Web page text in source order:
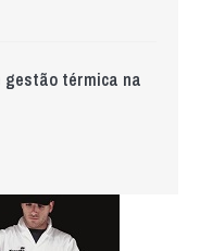
gestão térmica na